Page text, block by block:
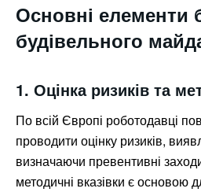
Основні елементи
будівельного
1. Оцінка ризиків та
По всій Європі роботодавці
проводити оцінку ризиків,
визначаючи превентивні
методичні вказівки є основою